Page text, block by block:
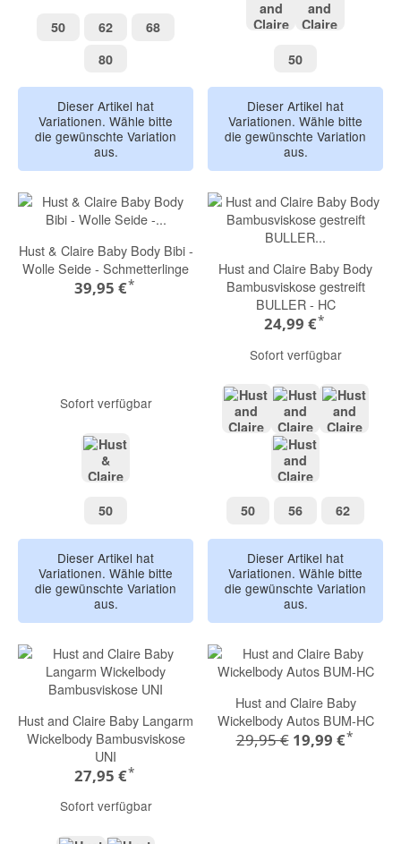
5050 6262 6868
8080
Dieser Artikel hat
Variationen. Wähle bitte
die gewünschte Variation
aus.
5050
Dieser Artikel hat
Variationen. Wähle bitte
die gewünschte Variation
aus.
Hust & Claire Baby Body Bibi -
Wolle Seide - Schmetterlinge
39,95 €*
Sofort verfügbar
5050
Dieser Artikel hat
Variationen. Wähle bitte
die gewünschte Variation
aus.
Hust and Claire Baby Body
Bambusviskose gestreift
BULLER - HC
24,99 €*
Sofort verfügbar
Mocca Old Rosie
5050 5656 6262
Dieser Artikel hat
Variationen. Wähle bitte
die gewünschte Variation
aus.
Hust and Claire Baby Langarm
Wickelbody Bambusviskose
UNI
27,95 €*
Sofort verfügbar
Hust and Claire Baby
Wickelbody Autos BUM-HC
29,95 € 19,99 €*